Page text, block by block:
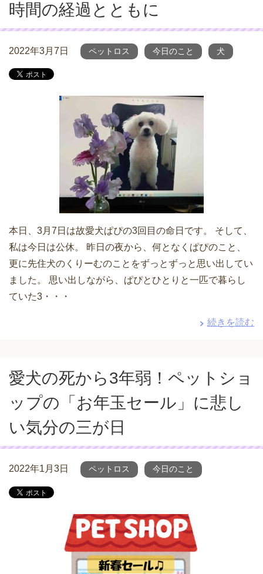
時間の経過とともに
2022年3月7日 ペットロス 今日のこと 犬
本日、3月7日は故愛犬ぱぴの3回目の命日です。 そして、
私は今日は公休。 昨日の夜から、何となくぱぴのこと、
更に先住犬のくりーむのことをずっとずっと思い出してい
ました。 思い出しながら、ぱぴとひとりと一匹で暮らし
ていた3・・・
続きを読む
愛犬の死から3年弱！ペットショ
ップの「お年玉セール」に悲し
い気分の三が日
2022年1月3日 ペットロス 今日のこと